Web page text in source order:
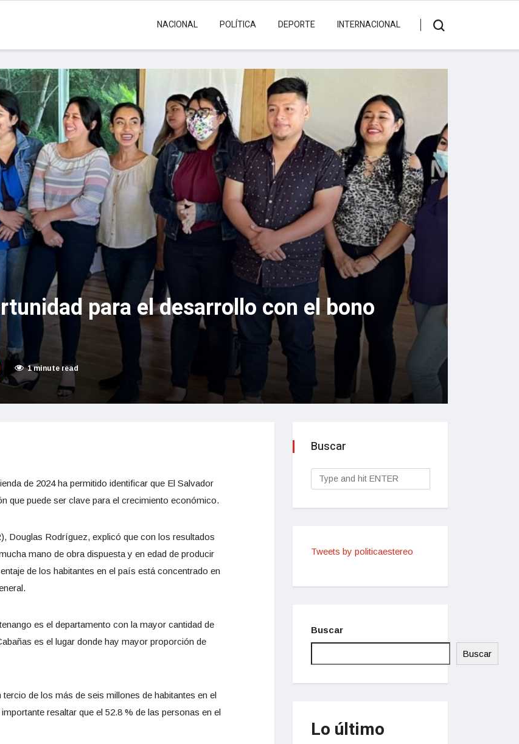
NACIONAL POLÍTICA DEPORTE INTERNACIONAL
para el desarrollo con el bono
1 minute read
de 2024 ha permitido identificar que El Salvador
que puede ser clave para el crecimiento económico.
Douglas Rodríguez, explicó que con los resultados
mano de obra dispuesta y en edad de producir
de los habitantes en el país está concentrado en
es el departamento con la mayor cantidad de
es el lugar donde hay mayor proporción de
de los más de seis millones de habitantes en el
resaltar que el 52.8 % de las personas en el
Buscar
Tweets by politicaestereo
Buscar
Buscar
Lo último